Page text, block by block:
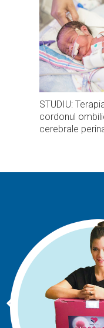
STUDIU:
cordonul
cerebrale